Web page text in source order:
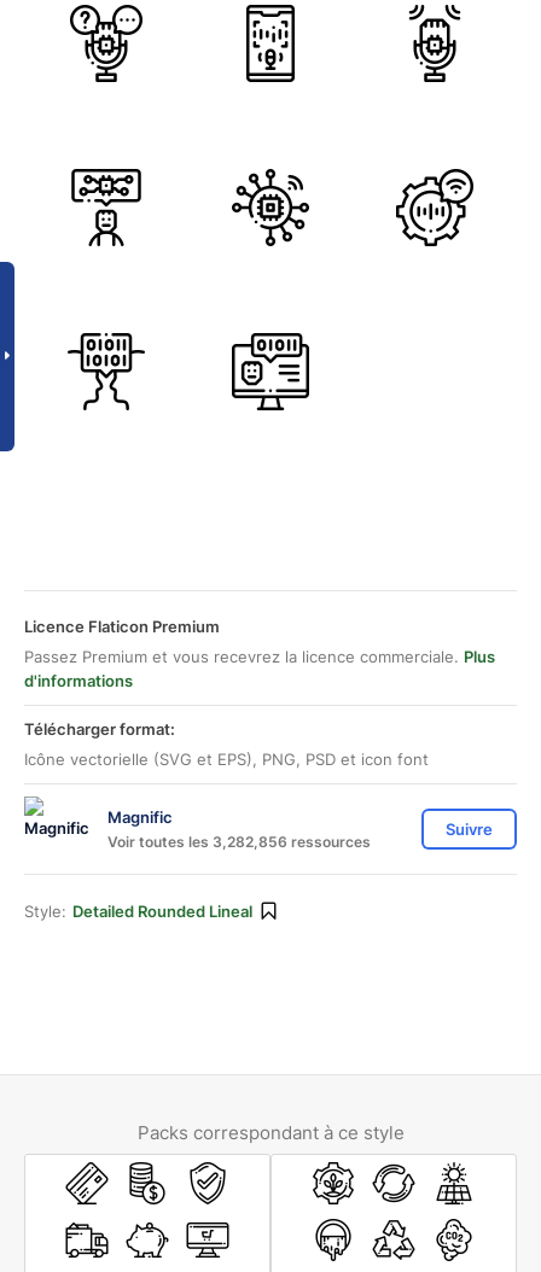
Licence Flaticon Premium
Passez Premium et vous recevrez la licence commerciale. Plus
d'informations
Télécharger format:
Icône vectorielle (SVG et EPS), PNG, PSD et icon font
Magnific
Voir toutes les 3,282,856 ressources
Suivre
Style: Detailed Rounded Lineal
Packs correspondant à ce style